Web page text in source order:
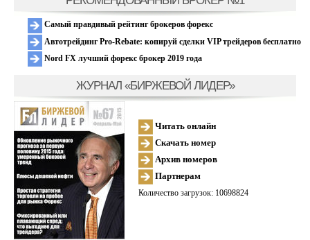
Самый правдивый рейтинг брокеров форекс
Автотрейдинг Pro-Rebate: копируй сделки VIP трейдеров бесплатно
Nord FX лучший форекс брокер 2019 года
ЖУРНАЛ «БИРЖЕВОЙ ЛИДЕР»
Читать онлайн
Скачать номер
Архив номеров
Партнерам
Количество загрузок: 10698824